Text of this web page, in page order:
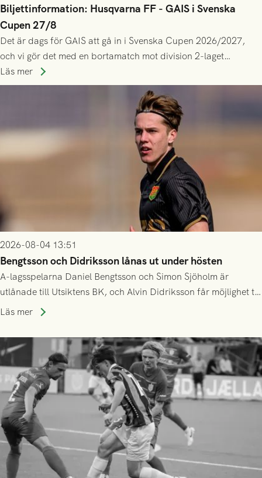
Biljettinformation: Husqvarna FF - GAIS i Svenska
Cupen 27/8
Det är dags för GAIS att gå in i Svenska Cupen 2026/2027,
och vi gör det med en bortamatch mot division 2-laget
Husqvarna FF. Häng med och stötta grönsvart på plats!
Läs mer
2026-08-04 13:51
Bengtsson och Didriksson lånas ut under hösten
A-lagsspelarna Daniel Bengtsson och Simon Sjöholm är
utlånade till Utsiktens BK, och Alvin Didriksson får möjlighet till
speltid i Hestrafors genom föreningssamarbete.
Läs mer